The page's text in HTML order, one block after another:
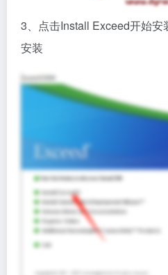
3、点击Install Exceed开始
安装